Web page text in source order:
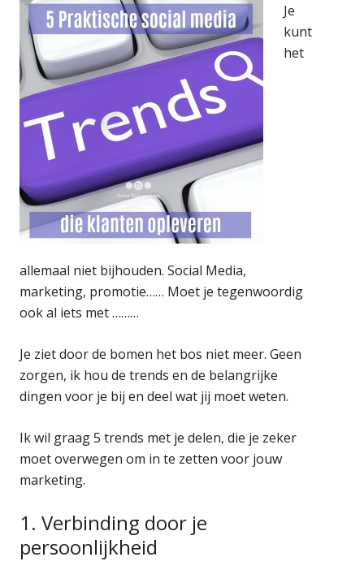
Je
kunt
het
allemaal niet bijhouden. Social Media,
marketing, promotie…… Moet je tegenwoordig
ook al iets met ………
Je ziet door de bomen het bos niet meer. Geen
zorgen, ik hou de trends en de belangrijke
dingen voor je bij en deel wat jij moet weten.
Ik wil graag 5 trends met je delen, die je zeker
moet overwegen om in te zetten voor jouw
marketing.
1. Verbinding door je
persoonlijkheid